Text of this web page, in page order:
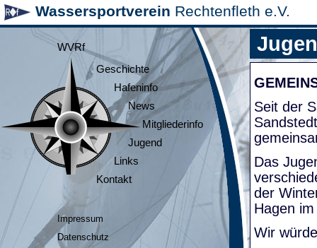
Wassersportverein Rechtenfleth e.V.
WVRf
Geschichte
Hafeninfo
News
Mitgliederinfo
Jugend
Links
Kontakt
Impressum
Datenschutz
Seit der
Das
der
Hagen
Wir